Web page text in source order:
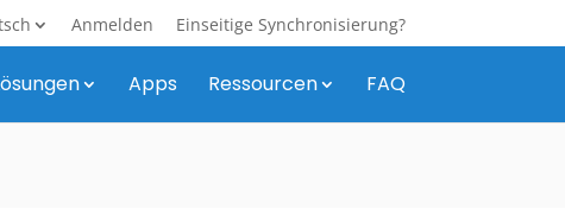
Anmelden Einseitige Synchronisierung?
Apps Ressourcen FAQ